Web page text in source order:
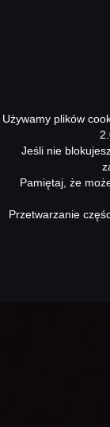
Używamy plików
Jeśli nie
Pamiętaj, że
Przetwarzanie